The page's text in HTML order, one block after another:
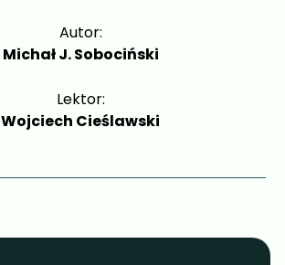
Autor:
Michał J. Sobociński
Lektor:
Wojciech Cieślawski